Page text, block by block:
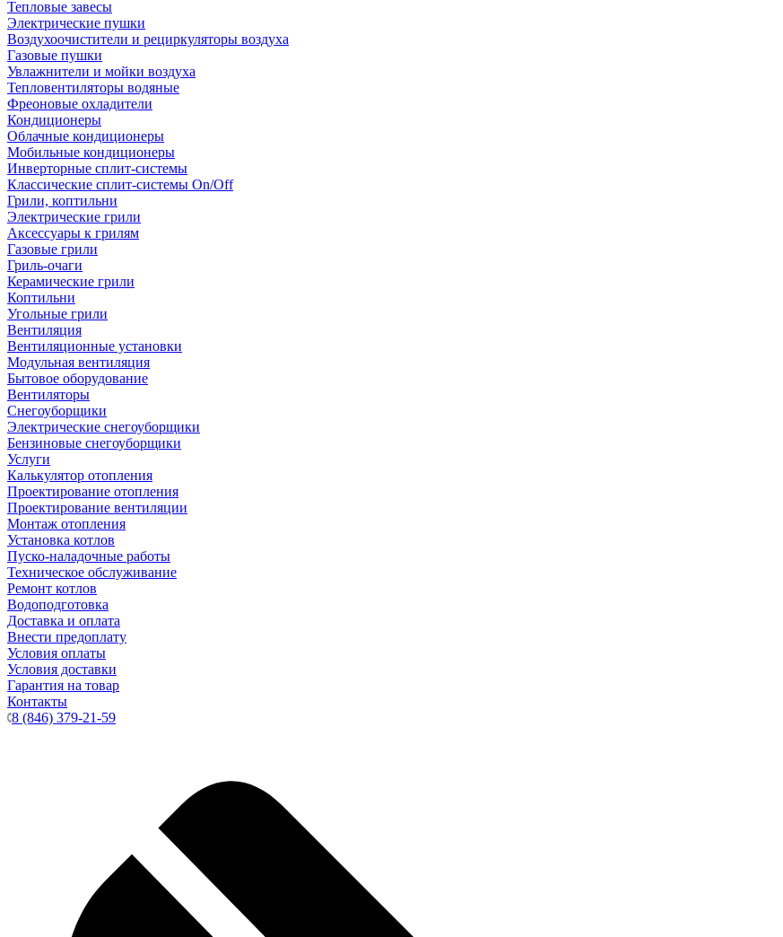
Тепловые завесы
Электрические пушки
Воздухоочистители и рециркуляторы воздуха
Газовые пушки
Увлажнители и мойки воздуха
Тепловентиляторы водяные
Фреоновые охладители
Кондиционеры
Облачные кондиционеры
Мобильные кондиционеры
Инверторные сплит-системы
Классические сплит-системы On/Off
Грили, коптильни
Электрические грили
Аксессуары к грилям
Газовые грили
Гриль-очаги
Керамические грили
Коптильни
Угольные грили
Вентиляция
Вентиляционные установки
Модульная вентиляция
Бытовое оборудование
Вентиляторы
Снегоуборщики
Электрические снегоуборщики
Бензиновые снегоуборщики
Услуги
Калькулятор отопления
Проектирование отопления
Проектирование вентиляции
Монтаж отопления
Установка котлов
Пуско-наладочные работы
Техническое обслуживание
Ремонт котлов
Водоподготовка
Доставка и оплата
Внести предоплату
Условия оплаты
Условия доставки
Гарантия на товар
Контакты
8 (846) 379-21-59